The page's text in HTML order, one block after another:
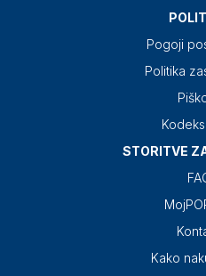
Pogoji
Politika
STORITVE
Kako